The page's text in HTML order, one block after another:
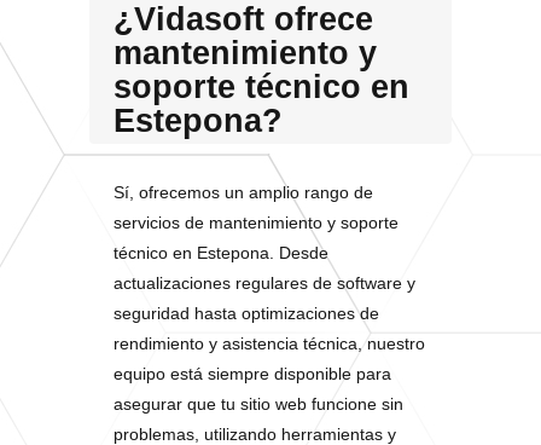
¿Vidasoft ofrece
mantenimiento y
soporte técnico en
Estepona?
Sí, ofrecemos un amplio rango de
servicios de mantenimiento y soporte
técnico en Estepona. Desde
actualizaciones regulares de software y
seguridad hasta optimizaciones de
rendimiento y asistencia técnica, nuestro
equipo está siempre disponible para
asegurar que tu sitio web funcione sin
problemas, utilizando herramientas y